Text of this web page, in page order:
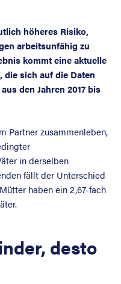
höheres Risiko,
arbeitsunfähig zu
kommt eine aktuelle
die sich auf die Daten
den Jahren 2017 bis
Partner zusammenleben,
in derselben
fällt der Unterschied
haben ein 2,67-fach
desto